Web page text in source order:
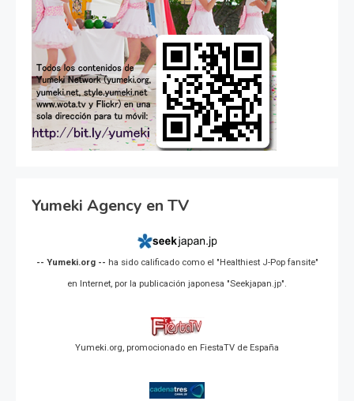
Yumeki Agency en TV
-- Yumeki.org -- ha sido calificado como el "Healthiest J-Pop fansite"
en Internet, por la publicación japonesa "Seekjapan.jp".
Yumeki.org, promocionado en FiestaTV de España